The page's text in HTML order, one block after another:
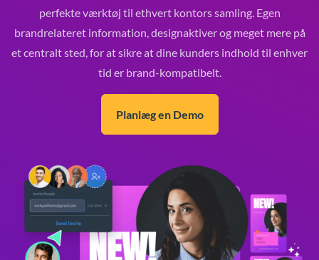
perfekte værktøj til ethvert kontors samling. Egen
brandrelateret information, designaktiver og meget mere på
et centralt sted, for at sikre at dine kunders indhold til enhver
tid er brand-kompatibelt.
Planlæg en Demo